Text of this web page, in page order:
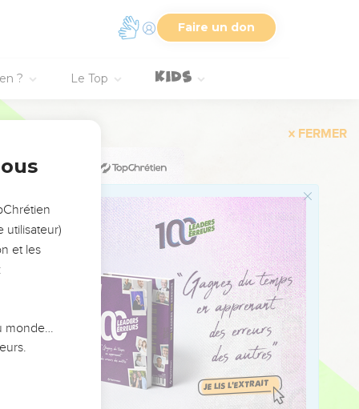
Faire un don
? Le Top
24
וְלֹא־הוֹרִ֣ישׁ מְנַשֶּׁ֗ה
30
31
נַפְתָּלִ֗י לֹֽא־הוֹרִ֞ישׁ
34
35
36
Software - sblgnt.com
utilisateur)
et les
monde…